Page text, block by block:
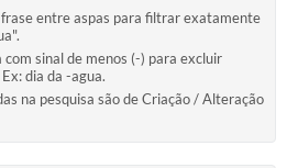
entre aspas para filtrar exatamente
sinal de menos (-) para excluir
dia da -agua.
na pesquisa são de Criação / Alteração